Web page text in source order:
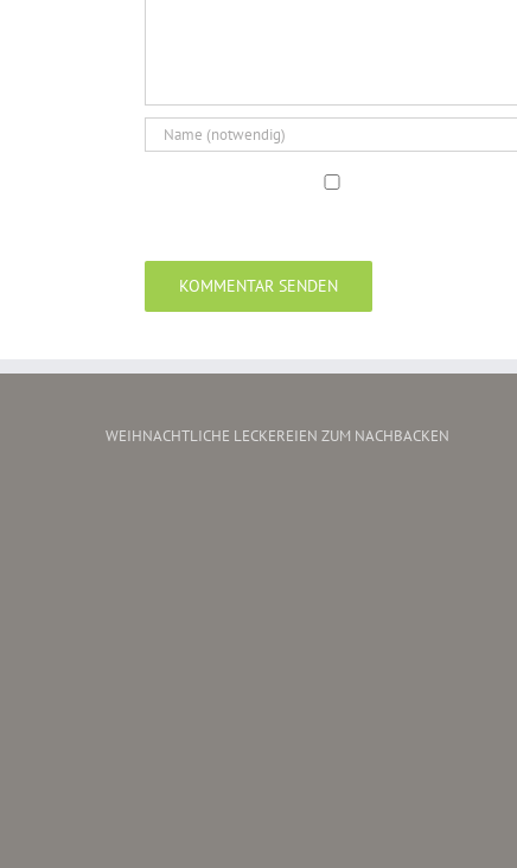
WEIHNACHTLICHE LECKEREIEN ZUM NACHBACKEN